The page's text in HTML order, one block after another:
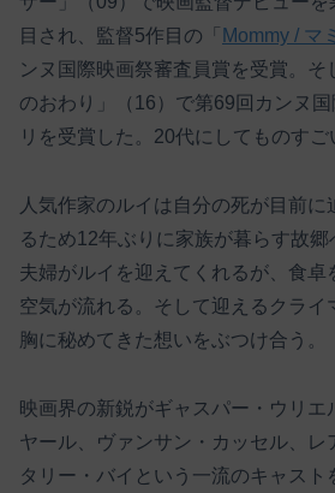
目され、監督5作目の「 Mommy / マ
ンヌ国際映画祭審査員賞を受賞。そ
のおわり」（16）で第69回カンヌ
リを受賞した。20代にしてものすご
人気作家のルイは自分の死が目前に
るため12年ぶりに家族が暮らす故
夫婦がルイを迎えてくれるが、食卓
空気が流れる。そして迎えるクライ
胸に秘めてきた想いをぶつけ合う。
映画界の新鋭がギャスパー・ウリエ
ヤール、ヴァンサン・カッセル、レ
タリー・バイという一流のキャスト